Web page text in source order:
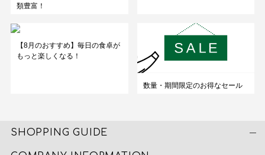
類豊富！
【8月のおすすめ】毎日の食卓が
もっと楽しくなる！
数量・期間限定のお得なセール
SHOPPING GUIDE